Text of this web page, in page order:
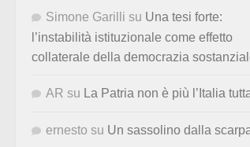
Simone Garilli su Una tesi forte:
l’instabilità istituzionale come effetto
collaterale della democrazia
AR su La Patria non è più l’Italia
ernesto su Un sassolino dalla